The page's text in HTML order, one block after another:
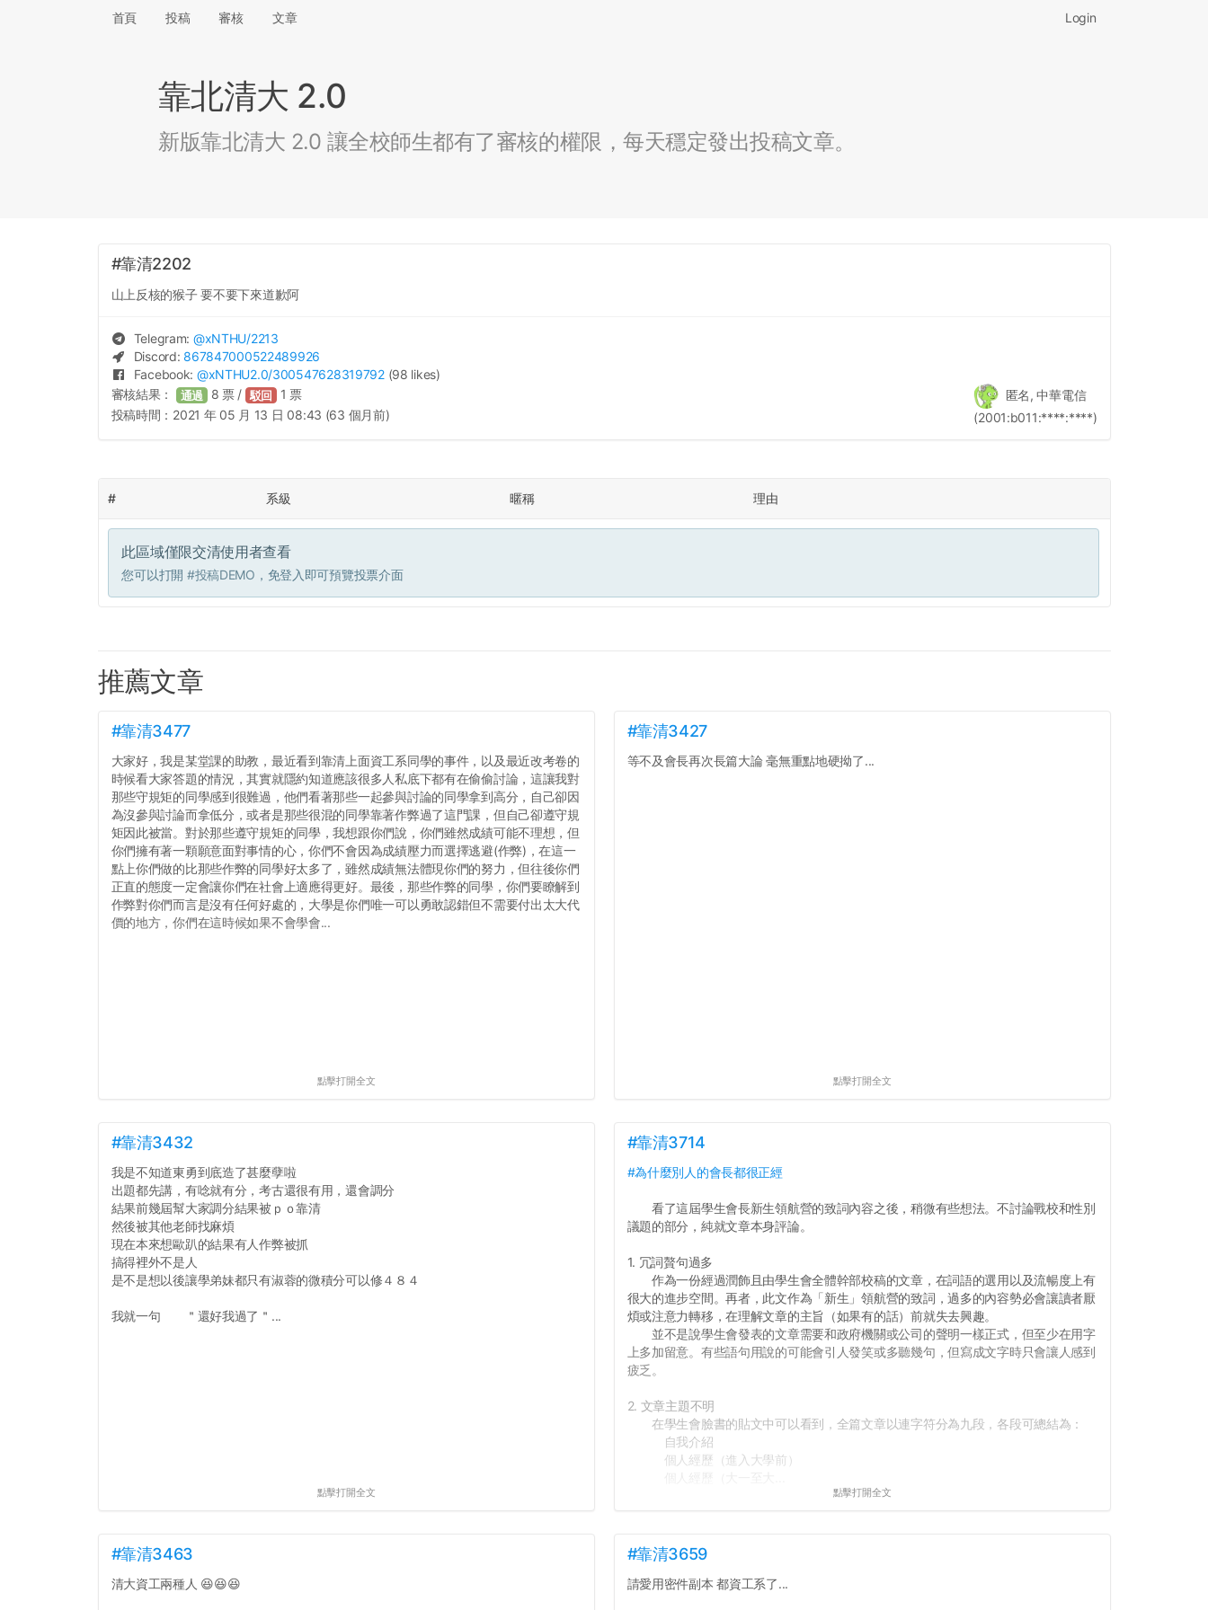
首頁 投稿 審核 文章 Login
靠北清大 2.0
新版靠北清大 2.0 讓全校師生都有了審核的權限，每天穩定發出投稿文章。
#靠清2202
山上反核的猴子 要不要下來道歉阿
Telegram: @xNTHU/2213
Discord: 867847000522489926
Facebook: @xNTHU2.0/300547628319792 (98 likes)
匿名, 中華電信
(2001:b011:****:****)
審核結果： 通過 8 票 / 駁回 1 票
投稿時間： 2021 年 05 月 13 日 08:43 (63 個月前)
# 系級 暱稱 理由
此區域僅限交清使用者查看
您可以打開 #投稿DEMO ，免登入即可預覽投票介面
推薦文章
#靠清3477
大家好，我是某堂課的助教，最近看到靠清上面資工系同學的事件，以及最近改考卷的
時候看大家答題的情況，其實就隱約知道應該很多人私底下都有在偷偷討論，這讓我對
那些守規矩的同學感到很難過，他們看著那些一起參與討論的同學拿到高分，自己卻因
為沒參與討論而拿低分，或者是那些很混的同學靠著作弊過了這門課，但自己卻遵守規
矩因此被當。對於那些遵守規矩的同學，我想跟你們說，你們雖然成績可能不理想，但
你們擁有著一顆願意面對事情的心，你們不會因為成績壓力而選擇逃避(作弊)，在這一
點上你們做的比那些作弊的同學好太多了，雖然成績無法體現你們的努力，但往後你們
正直的態度一定會讓你們在社會上適應得更好。最後，那些作弊的同學，你們要瞭解到
作弊對你們而言是沒有任何好處的，大學是你們唯一可以勇敢認錯但不需要付出太大代
價的地方，你們在這時候如果不會學會...
點擊打開全文
#靠清3427
等不及會長再次長篇大論 毫無重點地硬拗了...
點擊打開全文
#靠清3432
我是不知道東勇到底造了甚麼孽啦
出題都先講，有唸就有分，考古還很有用，還會調分
結果前幾屆幫大家調分結果被ｐｏ靠清
然後被其他老師找麻煩
現在本來想歐趴的結果有人作弊被抓
搞得裡外不是人
是不是想以後讓學弟妹都只有淑蓉的微積分可以修４８４
我就一句 ＂還好我過了＂...
點擊打開全文
#靠清3714
#為什麼別人的會長都很正經
看了這屆學生會長新生領航營的致詞內容之後，稍微有些想法。不討論戰校和性別
議題的部分，純就文章本身評論。
1. 冗詞贅句過多
作為一份經過潤飾且由學生會全體幹部校稿的文章，在詞語的選用以及流暢度上有
很大的進步空間。再者，此文作為「新生」領航營的致詞，過多的內容勢必會讓讀者厭
煩或注意力轉移，在理解文章的主旨（如果有的話）前就失去興趣。
並不是說學生會發表的文章需要和政府機關或公司的聲明一樣正式，但至少在用字
上多加留意。有些語句用說的可能會引人發笑或多聽幾句，但寫成文字時只會讓人感到
疲乏。
2. 文章主題不明
在學生會臉書的貼文中可以看到，全篇文章以連字符分為九段，各段可總結為：
自我介紹
個人經歷（進入大學前）
點擊打開全文
#靠清3463
清大資工兩種人 😆😆😆
#靠清3659
請愛用密件副本 都資工系了...